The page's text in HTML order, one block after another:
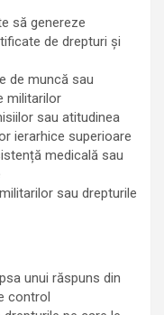
să genereze
de drepturi și
de muncă sau
militarilor
sau atitudinea
ierarhice superioare
medicală sau
sau drepturile
unui răspuns din
control